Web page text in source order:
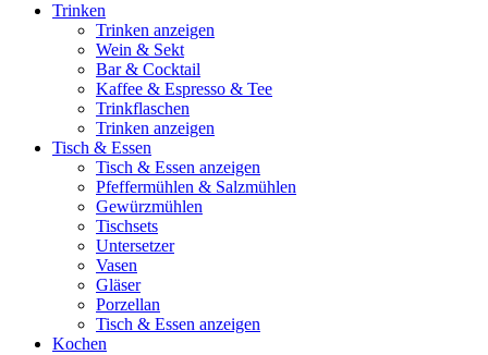
Trinken
Trinken anzeigen
Wein & Sekt
Bar & Cocktail
Kaffee & Espresso & Tee
Trinkflaschen
Trinken anzeigen
Tisch & Essen
Tisch & Essen anzeigen
Pfeffermühlen & Salzmühlen
Gewürzmühlen
Tischsets
Untersetzer
Vasen
Gläser
Porzellan
Tisch & Essen anzeigen
Kochen